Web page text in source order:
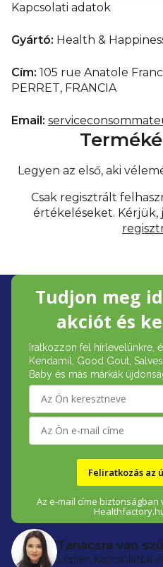
Kapcsolati adatok
Gyártó: Health &
Cím: 105 rue Anatole
PERRET, FRANCIA
Email:
Legyen az első, aki
Csak regisztrált
értékeléseket. Kérjük,
Tudjon meg
akciót és
Iratkozzon fel hírlevelünkre,
Kendamil, Good Gout,
Baby és más márkák
Feliratkozás az
Az e-mail címe
Tanácsra van
Lépjen kapcsolatba